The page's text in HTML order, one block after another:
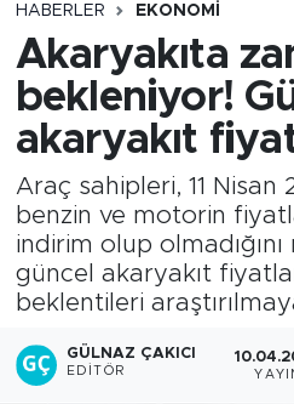
HABERLER EKONOMI
Akaryakıta
bekleniyor!
akaryakıt
Araç sahipleri, 11 Nisan
benzin ve motorin
indirim olup
güncel akaryakıt
beklentileri
GÜLNAZ ÇAKICI
EDITÖR
Süper Lig Puan
Tüm Manşetler
Son Dakika Haberleri
Haber Arşivi